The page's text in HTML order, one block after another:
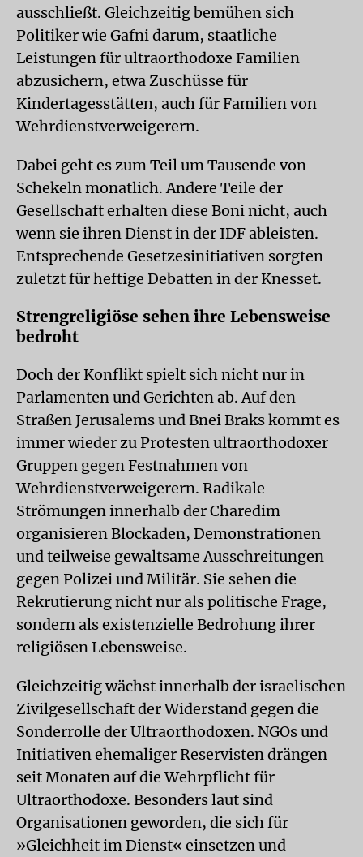
ausschließt. Gleichzeitig bemühen sich
Politiker wie Gafni darum, staatliche
Leistungen für ultraorthodoxe Familien
abzusichern, etwa Zuschüsse für
Kindertagesstätten, auch für Familien von
Wehrdienstverweigerern.
Dabei geht es zum Teil um Tausende von
Schekeln monatlich. Andere Teile der
Gesellschaft erhalten diese Boni nicht, auch
wenn sie ihren Dienst in der IDF ableisten.
Entsprechende Gesetzesinitiativen sorgten
zuletzt für heftige Debatten in der Knesset.
Strengreligiöse sehen ihre Lebensweise
bedroht
Doch der Konflikt spielt sich nicht nur in
Parlamenten und Gerichten ab. Auf den
Straßen Jerusalems und Bnei Braks kommt es
immer wieder zu Protesten ultraorthodoxer
Gruppen gegen Festnahmen von
Wehrdienstverweigerern. Radikale
Strömungen innerhalb der Charedim
organisieren Blockaden, Demonstrationen
und teilweise gewaltsame Ausschreitungen
gegen Polizei und Militär. Sie sehen die
Rekrutierung nicht nur als politische Frage,
sondern als existenzielle Bedrohung ihrer
religiösen Lebensweise.
Gleichzeitig wächst innerhalb der israelischen
Zivilgesellschaft der Widerstand gegen die
Sonderrolle der Ultraorthodoxen. NGOs und
Initiativen ehemaliger Reservisten drängen
seit Monaten auf die Wehrpflicht für
Ultraorthodoxe. Besonders laut sind
Organisationen geworden, die sich für
»Gleichheit im Dienst« einsetzen und